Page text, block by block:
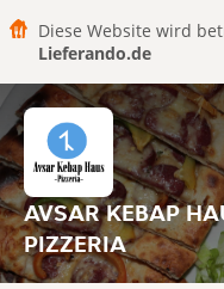
Diese Website wird
Lieferando.de
AVSAR KEBAP
PIZZERIA